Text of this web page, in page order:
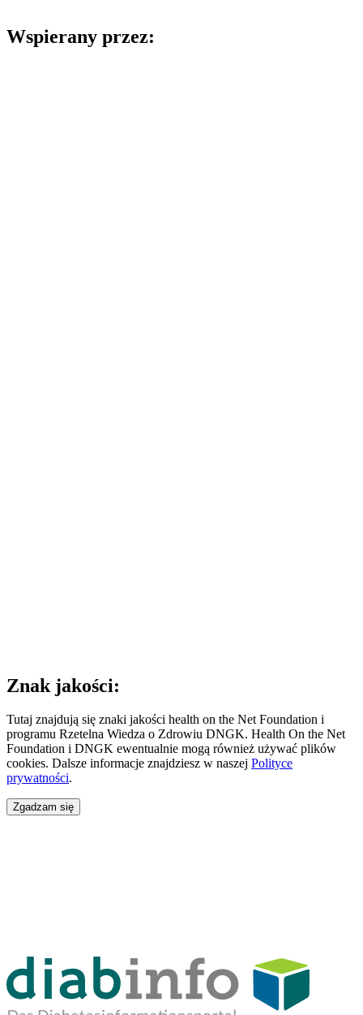
Wspierany przez:
Znak jakości:
Tutaj znajdują się znaki jakości health on the Net Foundation i
programu Rzetelna Wiedza o Zdrowiu DNGK. Health On the Net
Foundation i DNGK ewentualnie mogą również używać plików
cookies. Dalsze informacje znajdziesz w naszej Polityce
prywatności.
Zgadzam się